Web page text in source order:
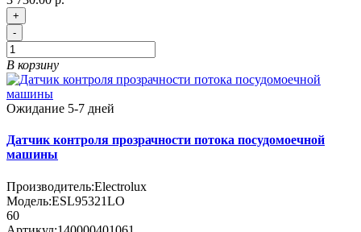
+
-
В корзину
Ожидание 5-7 дней
Датчик контроля прозрачности потока посудомоечной
машины
Производитель:Electrolux
Модель:ESL95321LO
60